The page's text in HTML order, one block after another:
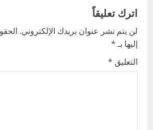
v
i
g
اترك تعليقاً
لن يتم نشر عنوان بريدك الإلكتروني.
إليها بـ*
التعليق *